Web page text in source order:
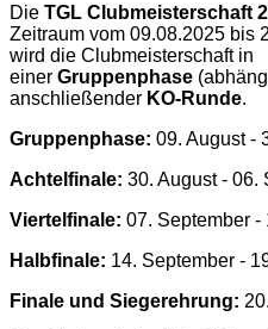
Die TGL Clubmeisterschaft
Zeitraum vom 09.08.2025 bis
wird die Clubmeisterschaft in
einer Gruppenphase
anschließender KO-Runde.
Gruppenphase: 09. August -
Achtelfinale: 30. August - 06.
Viertelfinale: 07. September -
Halbfinale: 14. September -
Finale und Siegerehrung: